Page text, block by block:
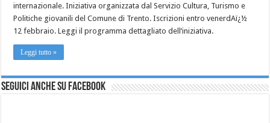
internazionale. Iniziativa organizzata dal Servizio Cultura, Turismo e
Politiche giovanili del Comune di Trento. Iscrizioni entro venerdAï¿½
12 febbraio. Leggi il programma dettagliato dell’iniziativa.
Leggi tutto »
Seguici anche su Facebook